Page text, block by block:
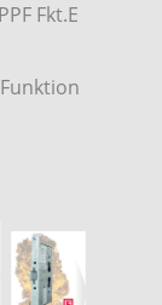
Fkt.E